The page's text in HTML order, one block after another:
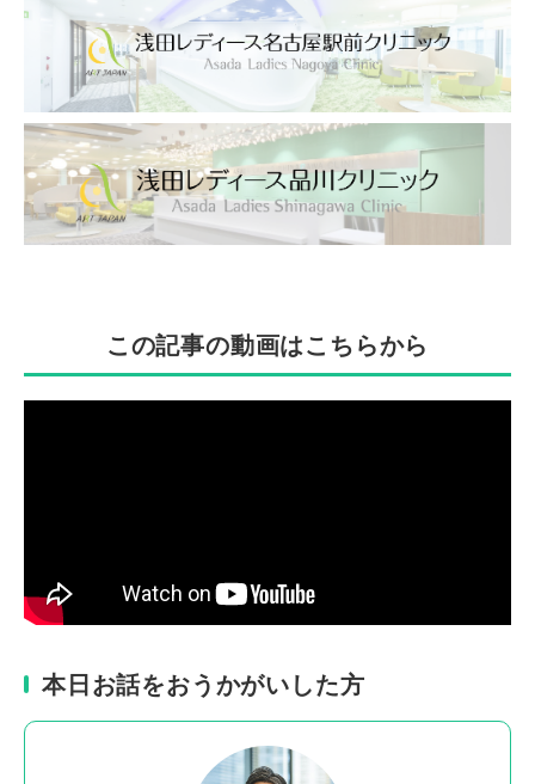
この記事の動画はこちらから
本日お話をおうかがいした方